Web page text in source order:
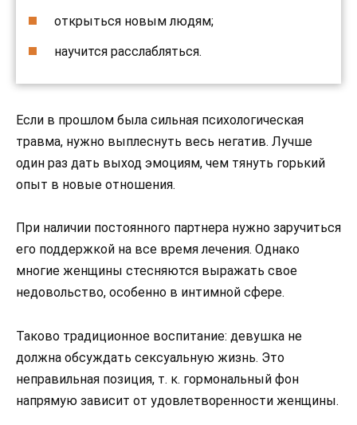
открыться новым людям;
научится расслабляться.
Если в прошлом была сильная психологическая
травма, нужно выплеснуть весь негатив. Лучше
один раз дать выход эмоциям, чем тянуть горький
опыт в новые отношения.
При наличии постоянного партнера нужно заручиться
его поддержкой на все время лечения. Однако
многие женщины стесняются выражать свое
недовольство, особенно в интимной сфере.
Таково традиционное воспитание: девушка не
должна обсуждать сексуальную жизнь. Это
неправильная позиция, т. к. гормональный фон
напрямую зависит от удовлетворенности женщины.